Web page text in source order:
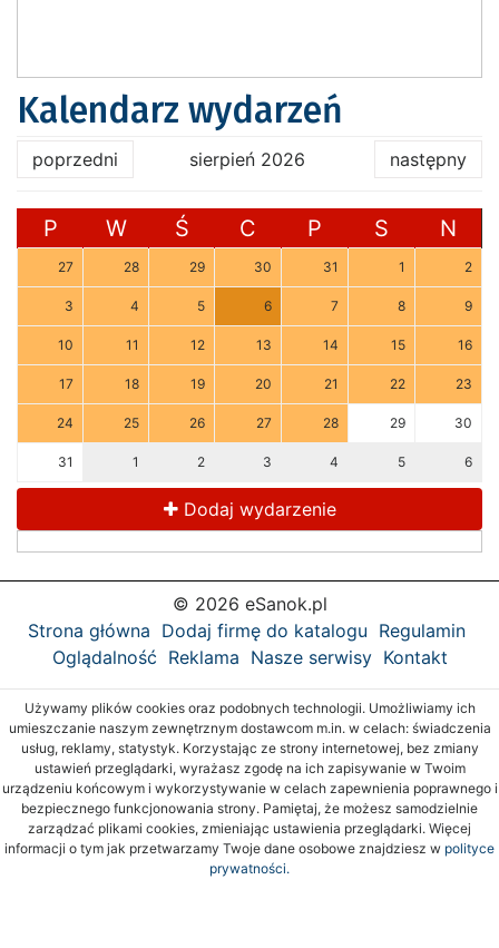
Kalendarz wydarzeń
poprzedni sierpień 2026 następny
P W Ś C P S N
27 28 29 30 31 1 2
3 4 5 6 7 8 9
10 11 12 13 14 15 16
17 18 19 20 21 22 23
24 25 26 27 28 29 30
31 1 2 3 4 5 6
Dodaj wydarzenie
© 2026 eSanok.pl
Strona główna Dodaj firmę do katalogu Regulamin
Oglądalność Reklama Nasze serwisy Kontakt
Używamy plików cookies oraz podobnych technologii. Umożliwiamy ich
umieszczanie naszym zewnętrznym dostawcom m.in. w celach: świadczenia
usług, reklamy, statystyk. Korzystając ze strony internetowej, bez zmiany
ustawień przeglądarki, wyrażasz zgodę na ich zapisywanie w Twoim
urządzeniu końcowym i wykorzystywanie w celach zapewnienia poprawnego i
bezpiecznego funkcjonowania strony. Pamiętaj, że możesz samodzielnie
zarządzać plikami cookies, zmieniając ustawienia przeglądarki. Więcej
informacji o tym jak przetwarzamy Twoje dane osobowe znajdziesz w polityce
prywatności.